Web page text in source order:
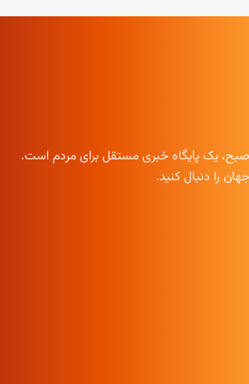
یک پایگاه خبری مستقل برای مردم است.
را دنبال کنید.